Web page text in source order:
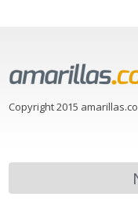
Copyright 2015